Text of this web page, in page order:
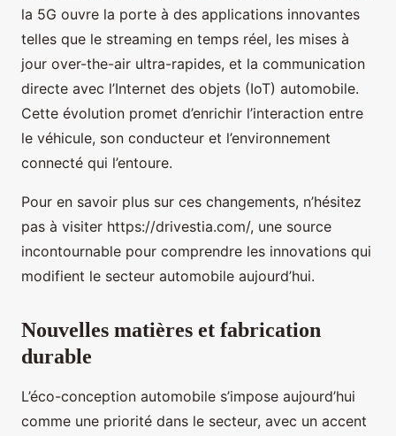
la 5G ouvre la porte à des applications innovantes
telles que le streaming en temps réel, les mises à
jour over-the-air ultra-rapides, et la communication
directe avec l’Internet des objets (IoT) automobile.
Cette évolution promet d’enrichir l’interaction entre
le véhicule, son conducteur et l’environnement
connecté qui l’entoure.
Pour en savoir plus sur ces changements, n’hésitez
pas à visiter https://drivestia.com/, une source
incontournable pour comprendre les innovations qui
modifient le secteur automobile aujourd’hui.
Nouvelles matières et fabrication
durable
L’éco-conception automobile s’impose aujourd’hui
comme une priorité dans le secteur, avec un accent